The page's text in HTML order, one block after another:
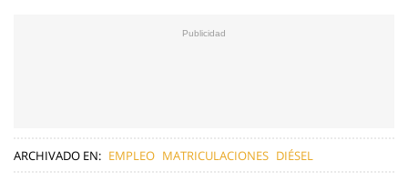
ARCHIVADO EN: EMPLEO MATRICULACIONES DIÉSEL